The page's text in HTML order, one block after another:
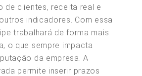
de clientes, receita real e
indicadores. Com essa
trabalhará de forma mais
o que sempre impacta
da empresa. A
permite inserir prazos